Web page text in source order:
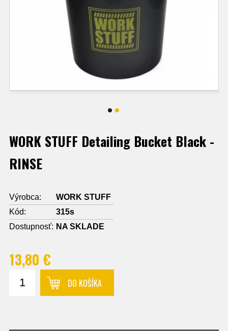
WORK STUFF Detailing Bucket Black -
RINSE
Výrobca:
WORK STUFF
Kód:
315s
Dostupnosť: NA SKLADE
13,80 €
DO KOŠÍKA